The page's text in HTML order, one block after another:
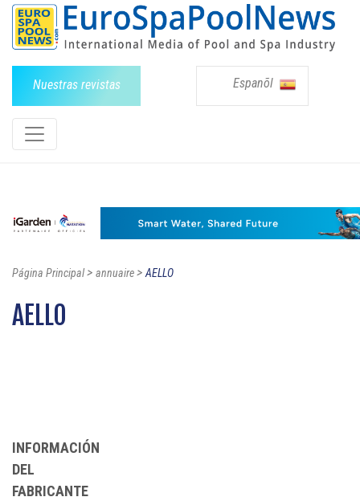
Nuestras revistas Espanõl
Página Principal> annuaire>AELLO
AELLO
INFORMACIÓN
DEL
FABRICANTE